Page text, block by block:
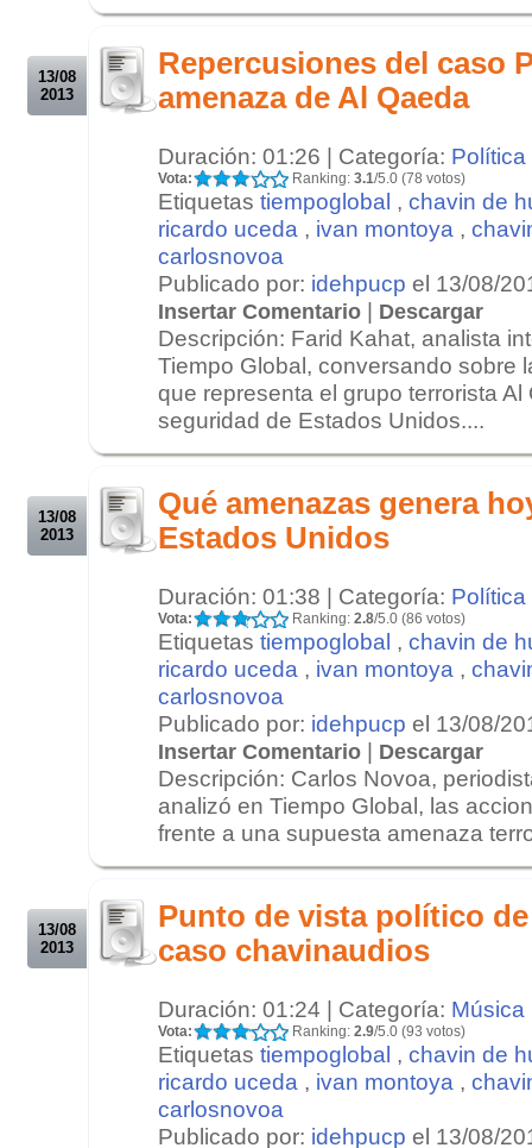
13/08
2013
Repercusiones del caso
amenaza de Al Qaeda
Duración: 01:26 | Categoría: Política
Vota: Ranking: 3.1/5.0 (78 votos)
Etiquetas tiempoglobal , chavin de
ricardo uceda , ivan montoya ,
carlosnovoa
Publicado por: idehpucp el 13/08/
Insertar Comentario | Descargar
Descripción: Farid Kahat, analista
Tiempo Global, conversando sobre
que representa el grupo terrorista Al
seguridad de Estados Unidos....
13/08
2013
Qué amenazas genera
Estados Unidos
Duración: 01:38 | Categoría: Política
Vota: Ranking: 2.8/5.0 (86 votos)
Etiquetas tiempoglobal , chavin de
ricardo uceda , ivan montoya ,
carlosnovoa
Publicado por: idehpucp el 13/08/
Insertar Comentario | Descargar
Descripción: Carlos Novoa,
analizó en Tiempo Global, las
frente a una supuesta amenaza
13/08
2013
Punto de vista político
caso chavinaudios
Duración: 01:24 | Categoría: Música
Vota: Ranking: 2.9/5.0 (93 votos)
Etiquetas tiempoglobal , chavin de
ricardo uceda , ivan montoya ,
carlosnovoa
Publicado por: idehpucp el 13/08/